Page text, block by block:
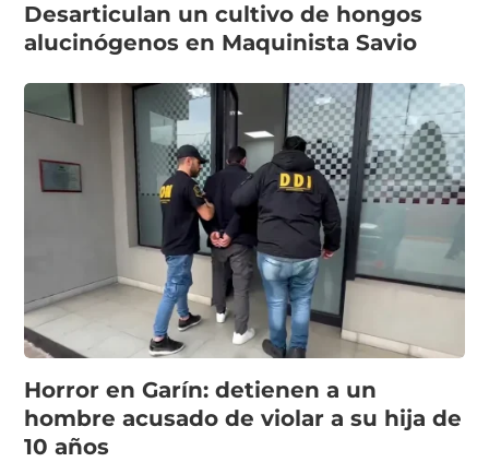
Desarticulan un cultivo de hongos
alucinógenos en Maquinista Savio
Horror en Garín: detienen a un
hombre acusado de violar a su hija de
10 años